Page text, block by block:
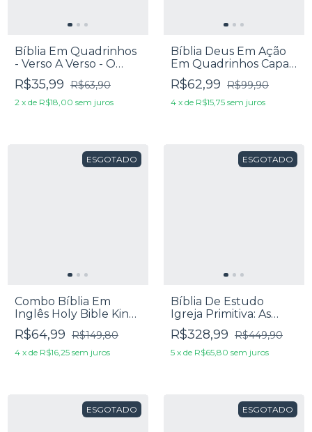
Bíblia Em Quadrinhos
- Verso A Verso - O
Evangelho De Marcos
R$35,99 R$63,90
2 x de R$18,00 sem juros
Bíblia Deus Em Ação
Em Quadrinhos Capa
Dura Jesus Acalma A
Tempestade
R$62,99 R$99,90
4 x de R$15,75 sem juros
ESGOTADO
Combo Bíblia Em
Inglês Holy Bible King
James Version 1611 +
Bíblia Infantil Em
Inglês The Big Picture
R$64,99 R$149,80
4 x de R$16,25 sem juros
ESGOTADO
Bíblia De Estudo
Igreja Primitiva: As
Escrituras Em Seu
Contexto Judaico e
Cristão Primitivo - Capa
R$328,99 R$449,90
5 x de R$65,80 sem juros
ESGOTADO ESGOTADO